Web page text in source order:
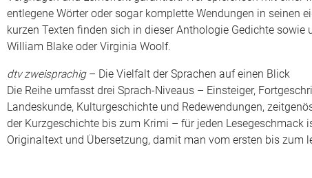
entlegene Wörter oder sogar komplette Wendungen in seinen
kurzen Texten finden sich in dieser Anthologie Gedichte
William Blake oder Virginia Woolf.
dtv zweisprachig– Die Vielfalt der Sprachen auf einen Blick
Die Reihe umfasst drei Sprach-Niveaus – Einsteiger,
Landeskunde, Kulturgeschichte und Redewendungen,
der Kurzgeschichte bis zum Krimi – für jeden
Originaltext und Übersetzung, damit man vom ersten bis zum